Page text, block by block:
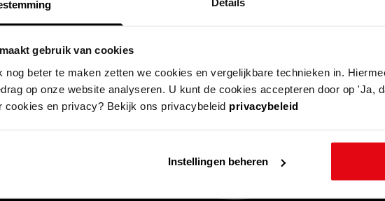
gebruik van cookies
nog beter te maken zetten we cookies en vergelijkbare technieken in.
op onze website analyseren. U kunt de cookies accepteren door op 'Ja,
cookies en privacy? Bekijk ons privacybeleid privacybeleid
Instellingen beheren